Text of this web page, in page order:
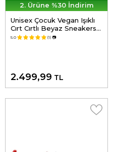
2. Ürüne %30 İndirim
Unisex Çocuk Vegan Işıklı
Cırt Cırtlı Beyaz Sneakers -
Warner Bros Looney
5.0 (1) 📷
2.499,99 TL